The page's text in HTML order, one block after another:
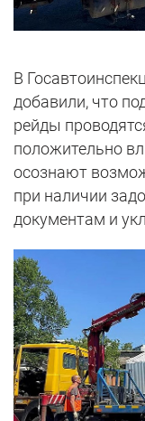
В
добавили, что
рейды
положительно
осознают
при наличии
документам и